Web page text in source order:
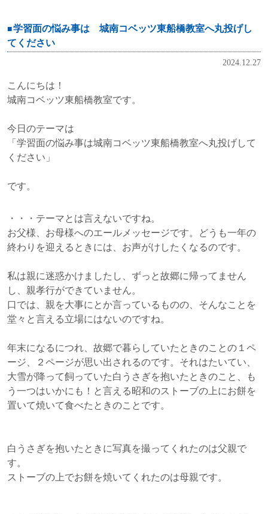
学習面の悩み事は 城南コベッツ東船橋教室へ丸投げし
てください
2024.12.27
こんにちは！
城南コベッツ東船橋教室です。
今日のテーマは
「学習面の悩み事は城南コベッツ東船橋教室へ丸投げして
ください」
です。
・・・テーマとは言えないですね。
お父様、お母様へのエールメッセージです。どうも一年の
終わりを迎えるときには、お声がけしたくなるのです。
私は親に迷惑かけましたし、ずっと故郷に帰ってません
し、親孝行ができていません。
口では、親を大事にとか言っているものの、そんなことを
堂々と言える立場にはないのですね。
年末になるにつれ、故郷で暮らしていたときのことの１ペ
ージ、２ページが思い出されるのです。それはたいてい、
大雪が降って飼っていた白うさぎを抱いたときのこと、も
う一つはいかにも！と言える昭和のストーブの上にお餅を
置いて焼いて食べたときのことです。
白うさぎを抱いたときに写真を撮ってくれたのは父親で
す。
ストーブの上でお餅を焼いてくれたのは母親です。